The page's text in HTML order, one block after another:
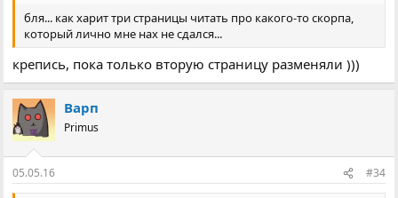
бля... как харит три страницы читать про какого-то скорпа,
который лично мне нах не сдался...
крепись, пока только вторую страницу разменяли )))
Варп
Primus
05.05.16 #34